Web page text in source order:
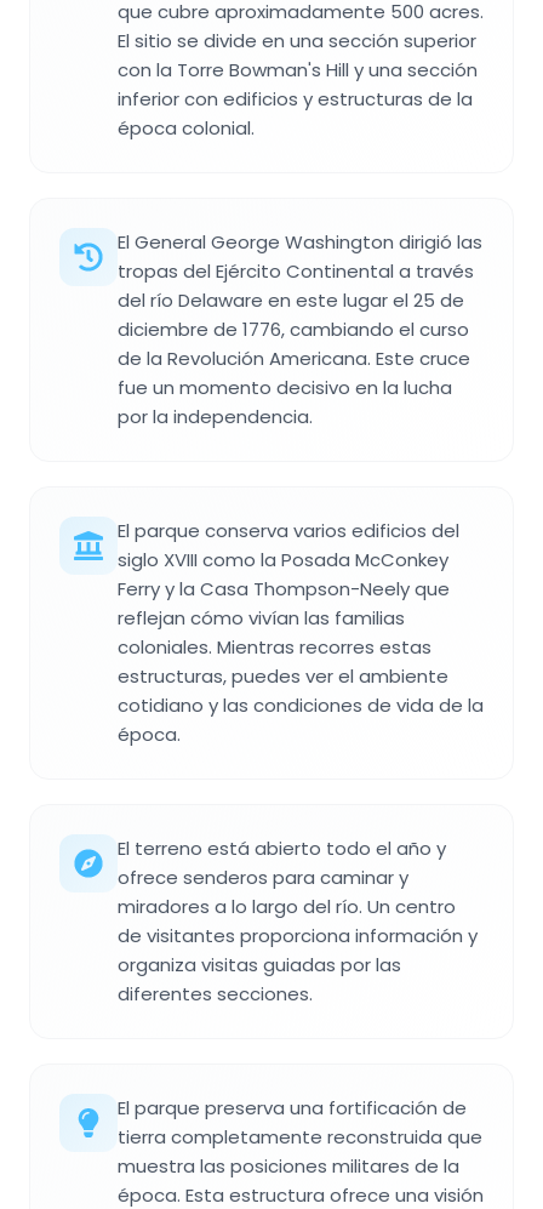
que cubre aproximadamente 500 acres.
El sitio se divide en una sección superior
con la Torre Bowman's Hill y una sección
inferior con edificios y estructuras de la
época colonial.
El General George Washington dirigió las
tropas del Ejército Continental a través
del río Delaware en este lugar el 25 de
diciembre de 1776, cambiando el curso
de la Revolución Americana. Este cruce
fue un momento decisivo en la lucha
por la independencia.
El parque conserva varios edificios del
siglo XVIII como la Posada McConkey
Ferry y la Casa Thompson-Neely que
reflejan cómo vivían las familias
coloniales. Mientras recorres estas
estructuras, puedes ver el ambiente
cotidiano y las condiciones de vida de la
época.
El terreno está abierto todo el año y
ofrece senderos para caminar y
miradores a lo largo del río. Un centro
de visitantes proporciona información y
organiza visitas guiadas por las
diferentes secciones.
El parque preserva una fortificación de
tierra completamente reconstruida que
muestra las posiciones militares de la
época. Esta estructura ofrece una visión